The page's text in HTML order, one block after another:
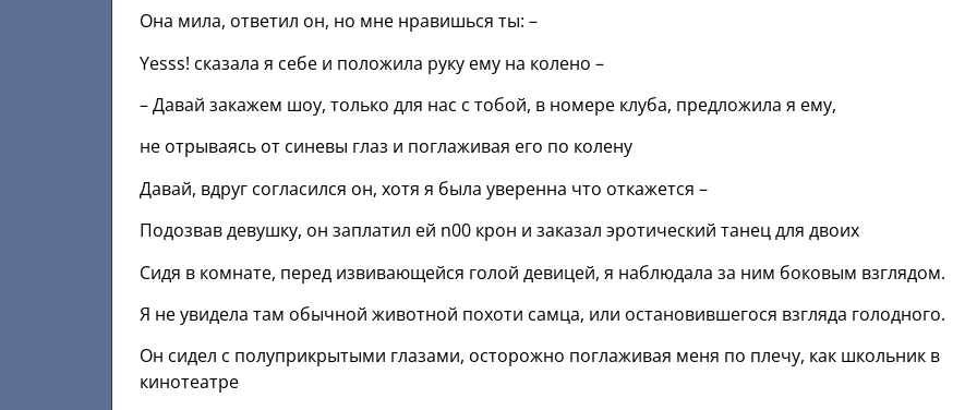
Oна мила, ответил он, но мне нравишься ты: –
Yesss! сказала я себе и положила руку ему на колено –
– Давай закажем шоу, только для нас с тобой, в номере клуба, предложила я ему,
не отрываясь от синевы глаз и поглаживая его по колену
Давай, вдруг согласился он, хотя я была уверенна что откажется –
Подозвав девушку, он заплатил ей n00 крон и заказал эротический танец для двоих
Сидя в комнате, перед извивающейся голой девицей, я наблюдала за ним боковым взглядом.
Я не увидела там обычной животной похоти самца, или остановившегося взгляда голодного.
Он сидел с полуприкрытыми глазами, осторожно поглаживая меня по плечу, как школьник в
кинотеатре